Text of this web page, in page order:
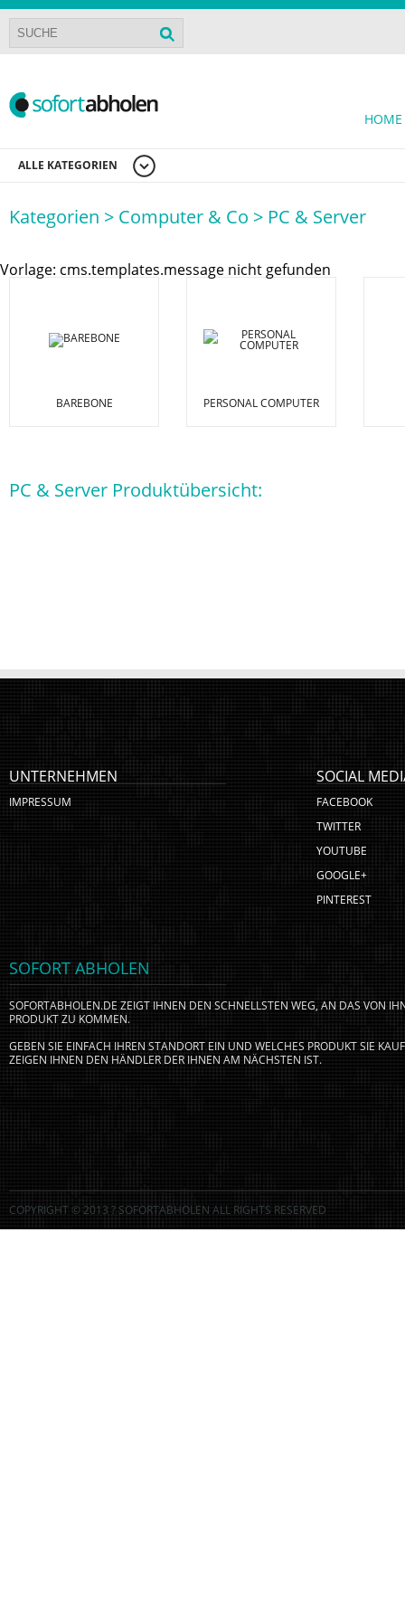
HOME
ALLE KATEGORIEN
Kategorien > Computer & Co > PC & Server
Vorlage: cms.templates.message nicht gefunden
BAREBONE PERSONAL COMPUTER
PC & Server Produktübersicht:
UNTERNEHMEN
IMPRESSUM
SOCIAL
FACEBOOK
TWITTER
YOUTUBE
GOOGLE+
PINTEREST
SOFORT ABHOLEN
SOFORTABHOLEN.DE ZEIGT IHNEN DEN SCHNELLSTEN WEG, AN DAS VON
PRODUKT ZU KOMMEN.
GEBEN SIE EINFACH IHREN STANDORT EIN UND WELCHES PRODUKT SIE
ZEIGEN IHNEN DEN HÄNDLER DER IHNEN AM NÄCHSTEN IST.
COPYRIGHT © 2013 ? SOFORTABHOLEN ALL RIGHTS RESERVED